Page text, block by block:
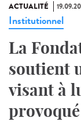
ACTUALITÉ
Institutionnel
La
soutient
visant à